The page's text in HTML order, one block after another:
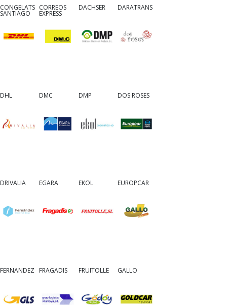
CONGELATS
SANTIAGO
CORREOS
EXPRESS
DACHSER DARATRANS
DHL DMC DMP DOS ROSES
DRIVALIA EGARA EKOL EUROPCAR
FERNANDEZ FRAGADIS FRUITOLLE GALLO